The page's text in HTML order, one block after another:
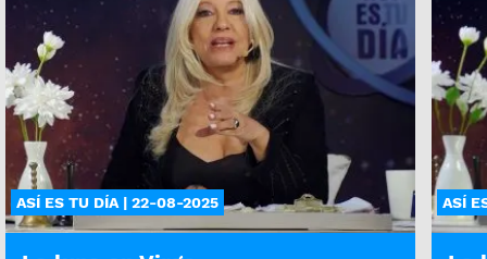
ASÍ ES TU DÍA | 22-08-2025 ASÍ